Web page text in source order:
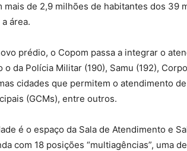
mais de 2,9 milhões de habitantes dos 39
área.
prédio, o Copom passa a integrar o
da Polícia Militar (190), Samu (192),
cidades que permitem o atendimento
(GCMs), entre outros.
é o espaço da Sala de Atendimento e
com 18 posições “multiagências”, uma